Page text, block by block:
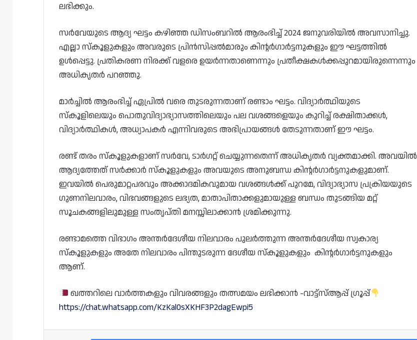
ലഭിക്കും.
സർവേയുടെ ആദ്യ ഘട്ടം കഴിഞ്ഞ ഡിസംബറിൽ ആരംഭിച്ച് 2024 ജനുവരിയിൽ അവസാനിച്ചു.
എല്ലാ സ്കൂളുകളും അവരുടെ പ്രിൻസിപ്പൽമാരും കിൻ്റർഗാർട്ടനുകളും ഈ ഘട്ടത്തിൽ
ഉൾപ്പെട്ടു. പ്രതികരണ നിരക്ക് വളരെ ഉയർന്നതാണെന്നും പ്രതീക്ഷകൾക്കപ്പുറമായിരുന്നെന്നും
അധികൃതർ പറഞ്ഞു.
മാർച്ചിൽ ആരംഭിച്ച് ഏപ്രിൽ വരെ തുടരുന്നതാണ് രണ്ടാം ഘട്ടം. വിദ്യാർത്ഥിയുടെ
സ്‌കൂളിലെയും പൊതുവിദ്യാഭ്യാസത്തിലെയും പല വശങ്ങളെയും കുറിച്ച് രക്ഷിതാക്കൾ,
വിദ്യാർത്ഥികൾ, അധ്യാപകർ എന്നിവരുടെ അഭിപ്രായങ്ങൾ തേടുന്നതാണ് ഈ ഘട്ടം.
രണ്ട് തരം സ്കൂളുകളാണ് സർവേ, ടാർഗറ്റ് ചെയ്യുന്നതെന്ന് അധികൃതർ വ്യക്തമാക്കി. അവയിൽ
ആദ്യത്തേത് സർക്കാർ സ്കൂളുകളും അവയുടെ അനുബന്ധ കിൻ്റർഗാർട്ടനുകളുമാണ്.
ഇവയിൽ പെരുമാറ്റപരവും അക്കാദമികവുമായ വശങ്ങൾക്ക് പുറമേ, വിദ്യാഭ്യാസ പ്രക്രിയയുടെ
ഗുണനിലവാരം, വിഭവങ്ങളുടെ ലഭ്യത, മാതാപിതാക്കളുമായുള്ള ബന്ധം തുടങ്ങിയ മറ്റ്
സൂചകങ്ങളിലുമുള്ള സംതൃപ്തി മനസ്സിലാക്കാൻ ശ്രമിക്കുന്നു.
രണ്ടാമത്തെ വിഭാഗം അന്തർദേശീയ നിലവാരം പുലർത്തുന്ന അന്തർദേശീയ സ്വകാര്യ
സ്കൂളുകളും അതേ നിലവാരം പിന്തുടരുന്ന ദേശീയ സ്കൂളുകളും കിൻ്റർഗാർട്ടനുകളും
ആണ്.
ഖത്തറിലെ വാർത്തകളും വിവരങ്ങളും തത്സമയം ലഭിക്കാൻ -വാട്ട്സ്ആപ്പ് ഗ്രൂപ്പ്
https://chat.whatsapp.com/KzKal0sXKHF3P2dagEwpi5